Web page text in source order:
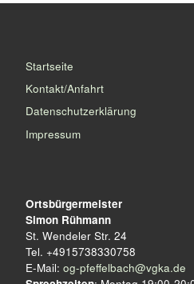
Startseite
Kontakt/Anfahrt
Datenschutzerklärung
Impressum
Ortsbürgermeister
Simon Rühmann
St. Wendeler Str. 24
Tel. +4915738330758
E-Mail: og-pfeffelbach@vgka.de